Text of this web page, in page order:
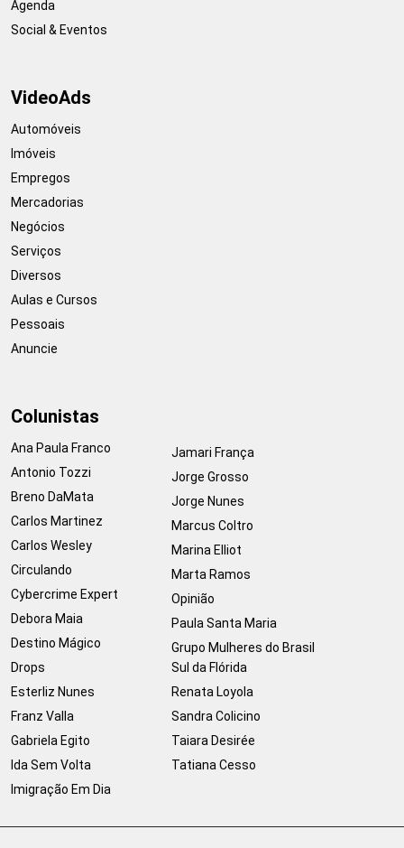
Agenda
Social & Eventos
VideoAds
Automóveis
Imóveis
Empregos
Mercadorias
Negócios
Serviços
Diversos
Aulas e Cursos
Pessoais
Anuncie
Colunistas
Ana Paula Franco
Antonio Tozzi
Breno DaMata
Carlos Martinez
Carlos Wesley
Circulando
Cybercrime Expert
Debora Maia
Destino Mágico
Drops
Esterliz Nunes
Franz Valla
Gabriela Egito
Ida Sem Volta
Imigração Em Dia
Jamari França
Jorge Grosso
Jorge Nunes
Marcus Coltro
Marina Elliot
Marta Ramos
Opinião
Paula Santa Maria
Grupo Mulheres do Brasil
Sul da Flórida
Renata Loyola
Sandra Colicino
Taiara Desirée
Tatiana Cesso